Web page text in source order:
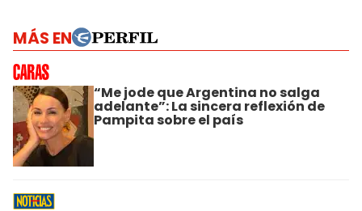
MÁS EN
“Me jode que Argentina no salga
adelante”: La sincera reflexión de
Pampita sobre el país